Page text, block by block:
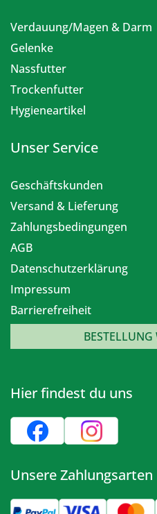
Verdauung/Magen & Darm
Gelenke
Nassfutter
Trockenfutter
Hygieneartikel
Unser Service
Geschäftskunden
Versand & Lieferung
Zahlungsbedingungen
AGB
Datenschutzerklärung
Impressum
Barrierefreiheit
BESTELLUNG
Hier findest du uns
Unsere Zahlungsarten